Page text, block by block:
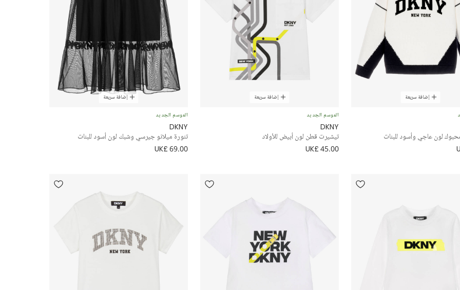
إضافة سريعة
لون عاجي وأسود للبنات
إضافة سريعة
الموسم الجديد
DKNY
تيشيرت قطن لون أبيض للأولاد
UK£ 45.00
إضافة سريعة
الموسم الجديد
DKNY
تنورة ميلانو جيرسي وشبك لون أسود للبنات
UK£ 69.00